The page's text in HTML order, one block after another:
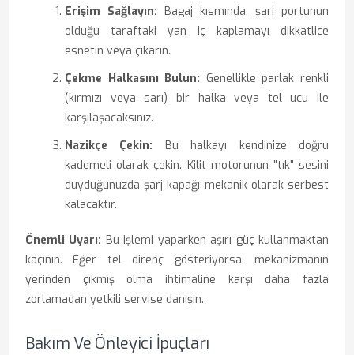
Erişim Sağlayın: Bagaj kısmında, şarj portunun
olduğu taraftaki yan iç kaplamayı dikkatlice
esnetin veya çıkarın.
Çekme Halkasını Bulun: Genellikle parlak renkli
(kırmızı veya sarı) bir halka veya tel ucu ile
karşılaşacaksınız.
Nazikçe Çekin: Bu halkayı kendinize doğru
kademeli olarak çekin. Kilit motorunun "tık" sesini
duyduğunuzda şarj kapağı mekanik olarak serbest
kalacaktır.
Önemli Uyarı: Bu işlemi yaparken aşırı güç kullanmaktan
kaçının. Eğer tel direnç gösteriyorsa, mekanizmanın
yerinden çıkmış olma ihtimaline karşı daha fazla
zorlamadan yetkili servise danışın.
Bakım Ve Önleyici İpuçları